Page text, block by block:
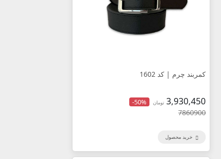
کمربند چرم | کد 1602
3,930,450 تومان -50%
7860900
خرید محصول